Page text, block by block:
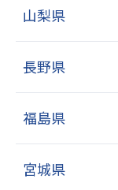
山梨県
長野県
福島県
宮城県